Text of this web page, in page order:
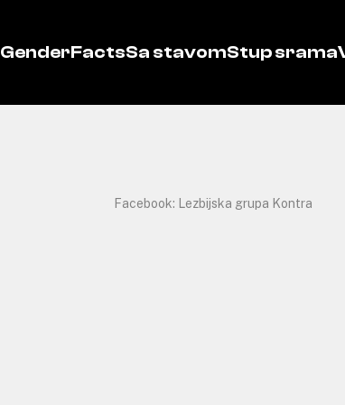
GenderFactsSa stavomStup srama
Facebook: Lezbijska grupa Kontra